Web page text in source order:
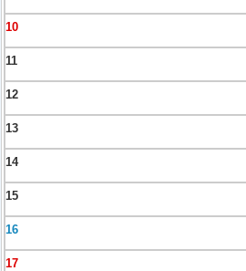
10
11
12
13
14
15
16
17